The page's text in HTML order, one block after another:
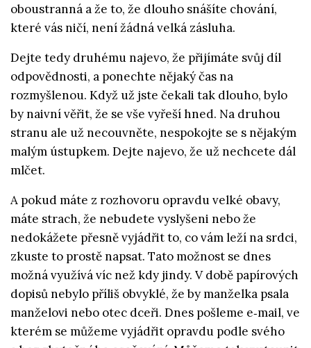
oboustranná a že to, že dlouho snášíte chování,
které vás ničí, není žádná velká zásluha.
Dejte tedy druhému najevo, že přijímáte svůj díl
odpovědnosti, a ponechte nějaký čas na
rozmyšlenou. Když už jste čekali tak dlouho, bylo
by naivní věřit, že se vše vyřeší hned. Na druhou
stranu ale už necouvněte, nespokojte se s nějakým
malým ústupkem. Dejte najevo, že už nechcete dál
mlčet.
A pokud máte z rozhovoru opravdu velké obavy,
máte strach, že nebudete vyslyšeni nebo že
nedokážete přesně vyjádřit to, co vám leží na srdci,
zkuste to prostě napsat. Tato možnost se dnes
možná využívá víc než kdy jindy. V době papírových
dopisů nebylo příliš obvyklé, že by manželka psala
manželovi nebo otec dceři. Dnes pošleme e‑mail, ve
kterém se můžeme vyjádřit opravdu podle svého